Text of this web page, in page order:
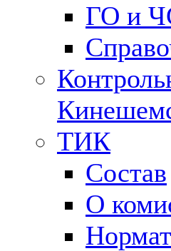
ГО и
ТИК
Состав
О